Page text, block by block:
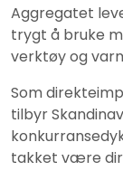
Aggregatet
trygt å bruke
verktøy og
Som
tilbyr
takket være